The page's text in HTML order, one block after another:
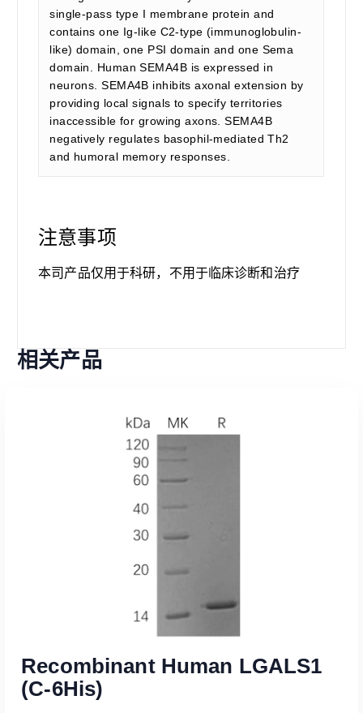
single-pass type I membrane protein and
contains one Ig-like C2-type (immunoglobulin-
like) domain, one PSI domain and one Sema
domain. Human SEMA4B is expressed in
neurons. SEMA4B inhibits axonal extension by
providing local signals to specify territories
inaccessible for growing axons. SEMA4B
negatively regulates basophil-mediated Th2
and humoral memory responses.
注意事项
本司产品仅用于科研，不用于临床诊断和治疗
相关产品
Recombinant Human LGALS1
(C-6His)